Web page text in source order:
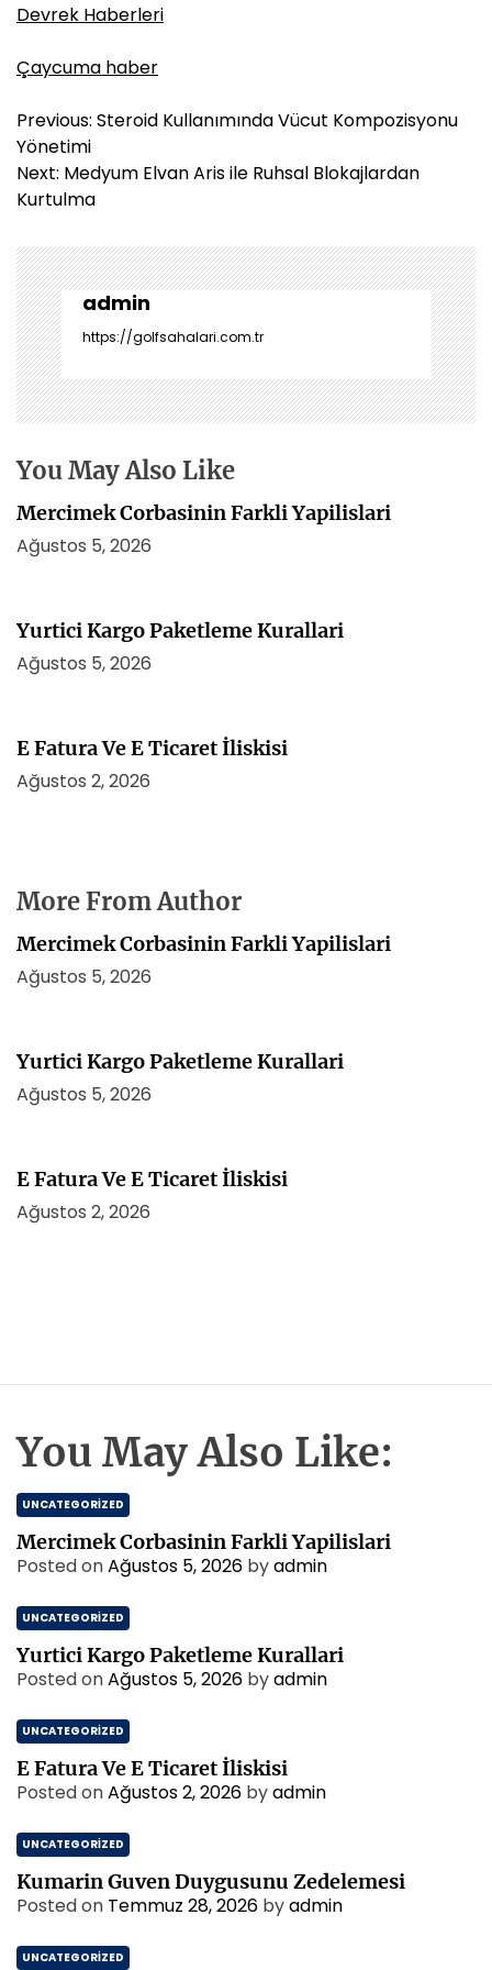
Devrek Haberleri
Çaycuma haber
Y
a
z
ı
e
z
i
n
m
e
s
Previous: Steroid Kullanımında Vücut Kompozisyonu
Yönetimi
Next: Medyum Elvan Aris ile Ruhsal Blokajlardan
Kurtulma
admin
https://golfsahalari.com.tr
You May Also Like
Mercimek Corbasinin Farkli Yapilislari
Ağustos 5, 2026
Yurtici Kargo Paketleme Kurallari
Ağustos 5, 2026
E Fatura Ve E Ticaret İliskisi
Ağustos 2, 2026
More From Author
Mercimek Corbasinin Farkli Yapilislari
Ağustos 5, 2026
Yurtici Kargo Paketleme Kurallari
Ağustos 5, 2026
E Fatura Ve E Ticaret İliskisi
Ağustos 2, 2026
You May Also Like:
UNCATEGORIZED
Mercimek Corbasinin Farkli Yapilislari
Posted onAğustos 5, 2026 byadmin
UNCATEGORIZED
Yurtici Kargo Paketleme Kurallari
Posted onAğustos 5, 2026 byadmin
UNCATEGORIZED
E Fatura Ve E Ticaret İliskisi
Posted onAğustos 2, 2026 byadmin
UNCATEGORIZED
Kumarin Guven Duygusunu Zedelemesi
Posted on Temmuz 28, 2026 byadmin
UNCATEGORIZED